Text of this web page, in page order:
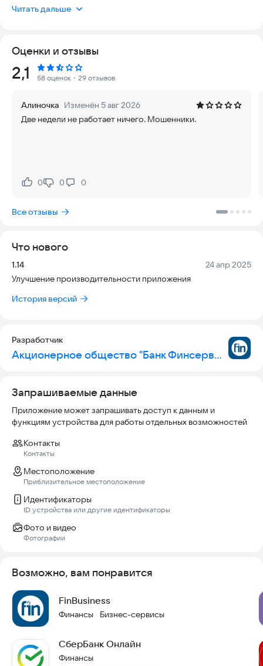
• ВХОДИТЬ в приложение с помощью биометрии (отпечаток
• ОСУЩЕСТВЛЯТЬ ПЕРЕВОДЫ по номеру карты, по номеру
телефона (в т.ч. по Системе быстрых платежей), между
своими счетами
• ПОПОЛНЯТЬ свои счета со своих счетов в других банках
услуги
• ПОПОЛНЯТЬ вклады, подавать заявку на кредит
Новое приложение ФИНонлайн продолжит пополняться
новыми сервисам, устанавливайте приложение и
Телефоны Службы клиентской поддержки: + 7 (495) 777 6 777
Читать дальше
Оценки и отзывы
Рейтинг:
2,1 58 оценок ・29 отзывов
Алиночка Изменён 5 авг 2026
Две недели не работает ничего. Мошенники.
Нравится:
0Не нравится:
0 0
Все отзывы
Что нового
Версия:
1.14 Дата:
24 апр 2025
Улучшение производительности приложения
История версий
Разработчик
Акционерное общество "Банк Финсервис"
Запрашиваемые данные
Приложение может запрашивать доступ к данным и
функциям устройства для работы отдельных возможностей
Контакты
Контакты
Местоположение
Приблизительное местоположение
Идентификаторы
ID устройства или другие идентификаторы
Фото и видео
Фотографии
Возможно, вам понравится
FinBusiness
Финансы · Бизнес-сервисы
СберБанк Онлайн
Финансы